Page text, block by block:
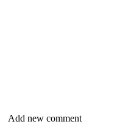
Add new comment